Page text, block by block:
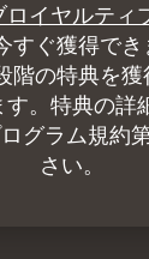
ロイヤルティ
すぐ獲得でき
階の特典を
。特典の詳
グラム規約
さい。